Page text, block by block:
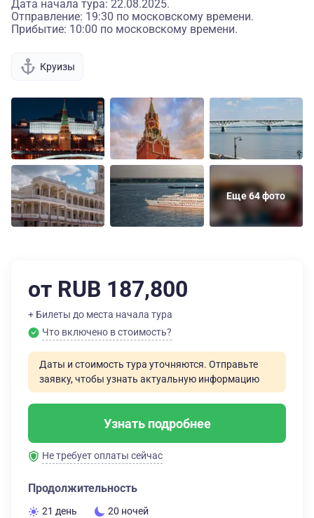
Дата начала тура: 22.08.2025.
Отправление: 19:30 по московскому времени.
Прибытие: 10:00 по московскому времени.
Круизы
Еще 64 фото
от RUB 187,800
+ Билеты до места начала тура
Что включено в стоимость?
Даты и стоимость тура уточняются. Отправьте
заявку, чтобы узнать актуальную информацию
Узнать подробнее
Не требует оплаты сейчас
Продолжительность
21 день 20 ночей